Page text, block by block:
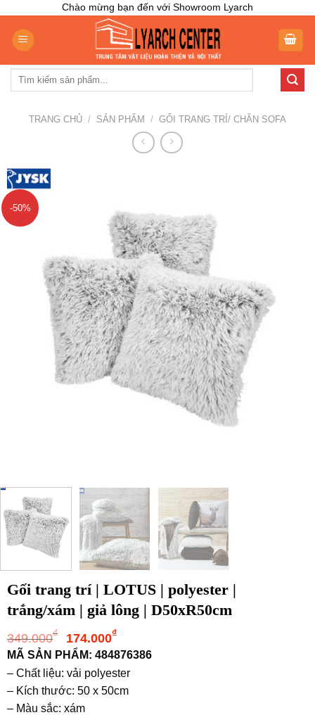
content
Chào mừng bạn đến với Showroom Lyarch
Tìm
TRANG CHỦ / SẢN PHẨM / GỐI TRANG TRÍ/ CHĂN SOFA
-50%
Gối trang trí | LOTUS | polyester |
trắng/xám | giả lông | D50xR50cm
349.000₫
Giá
gốc
là:
349.000₫.
174.000₫Giá
hiện
tại
là:
MÃ SẢN PHẨM: 484876386
– Chất liệu: vải polyester
– Kích thước: 50 x 50cm
– Màu sắc: xám